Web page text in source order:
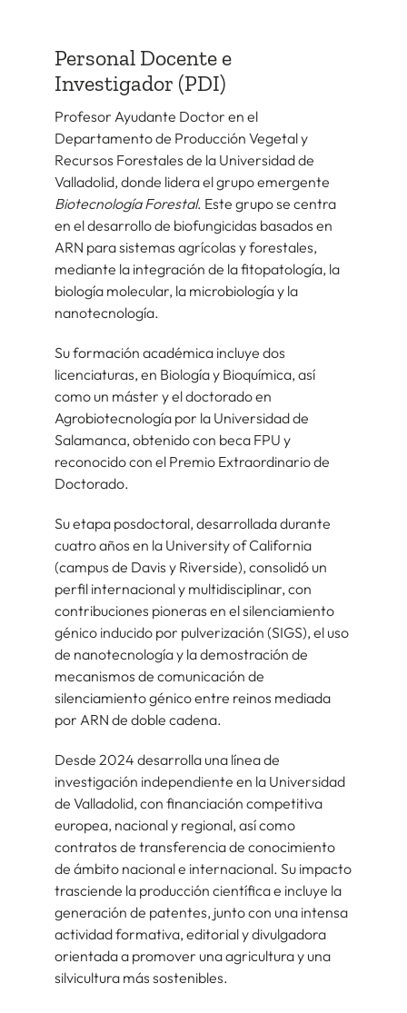
Personal Docente e
Investigador (PDI)
Profesor Ayudante Doctor en el
Departamento de Producción Vegetal y
Recursos Forestales de la Universidad de
Valladolid, donde lidera el grupo emergente
Biotecnología Forestal. Este grupo se centra
en el desarrollo de biofungicidas basados en
ARN para sistemas agrícolas y forestales,
mediante la integración de la fitopatología, la
biología molecular, la microbiología y la
nanotecnología.
Su formación académica incluye dos
licenciaturas, en Biología y Bioquímica, así
como un máster y el doctorado en
Agrobiotecnología por la Universidad de
Salamanca, obtenido con beca FPU y
reconocido con el Premio Extraordinario de
Doctorado.
Su etapa posdoctoral, desarrollada durante
cuatro años en la University of California
(campus de Davis y Riverside), consolidó un
perfil internacional y multidisciplinar, con
contribuciones pioneras en el silenciamiento
génico inducido por pulverización (SIGS), el uso
de nanotecnología y la demostración de
mecanismos de comunicación de
silenciamiento génico entre reinos mediada
por ARN de doble cadena.
Desde 2024 desarrolla una línea de
investigación independiente en la Universidad
de Valladolid, con financiación competitiva
europea, nacional y regional, así como
contratos de transferencia de conocimiento
de ámbito nacional e internacional. Su impacto
trasciende la producción científica e incluye la
generación de patentes, junto con una intensa
actividad formativa, editorial y divulgadora
orientada a promover una agricultura y una
silvicultura más sostenibles.